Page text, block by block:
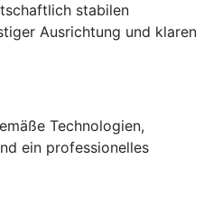
stabilen
Ausrichtung und klaren
Technologien,
ein professionelles